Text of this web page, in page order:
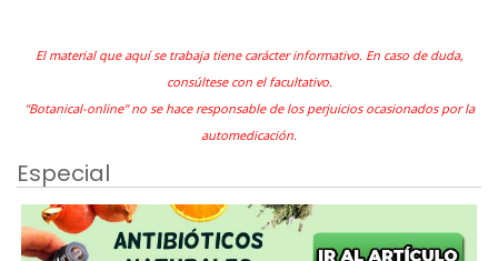
El material que aquí se trabaja tiene carácter informativo. En caso de duda,
consúltese con el facultativo.
"Botanical-online" no se hace responsable de los perjuicios ocasionados por la
automedicación.
Especial